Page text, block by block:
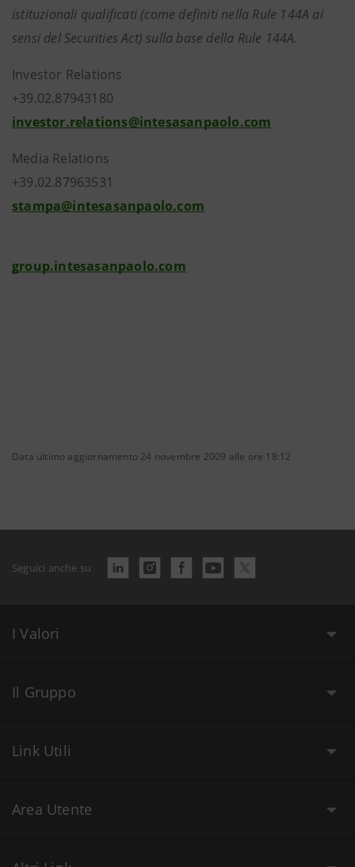
istituzionali qualificati (come definiti nella Rule 144A ai
sensi del Securities Act) sulla base della Rule 144A.
Investor Relations
+39.02.87943180
investor.relations@intesasanpaolo.com
Media Relations
+39.02.87963531
stampa@intesasanpaolo.com
group.intesasanpaolo.com
Data ultimo aggiornamento 24 novembre 2009 alle ore 18:12
Seguici anche su
I Valori
Il Gruppo
Link Utili
Area Utente